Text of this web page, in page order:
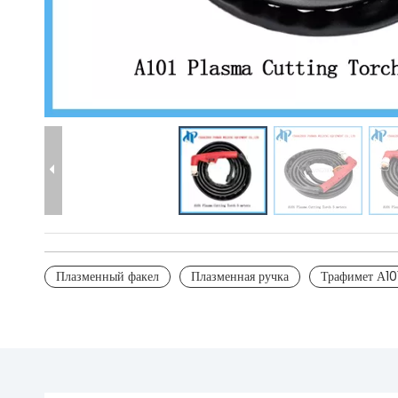
Плазменный факел Плазменная ручка Трафимет